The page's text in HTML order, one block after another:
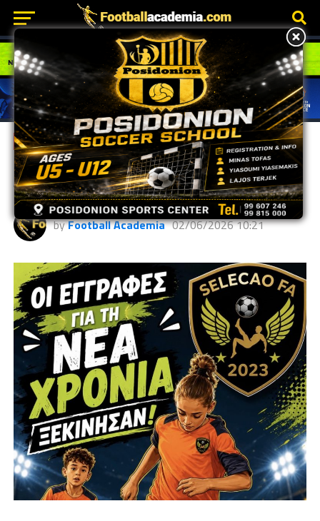
GRASSROOTS
Selecao FA | Έναρξη εγγραφών
για τη νέα σεζόν 2026/27
byFootball Academia 02/06/2026 10:21